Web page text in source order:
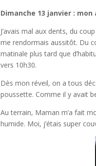
Dimanche 13 janvier :
J’avais mal aux dents, du
me rendormais aussitôt. Du
matinale plus tard que
vers 10h30.
Dès mon réveil, on a tous
poussette. Comme il y avait
Au terrain, Maman m’a fait
humide. Moi, j’étais super